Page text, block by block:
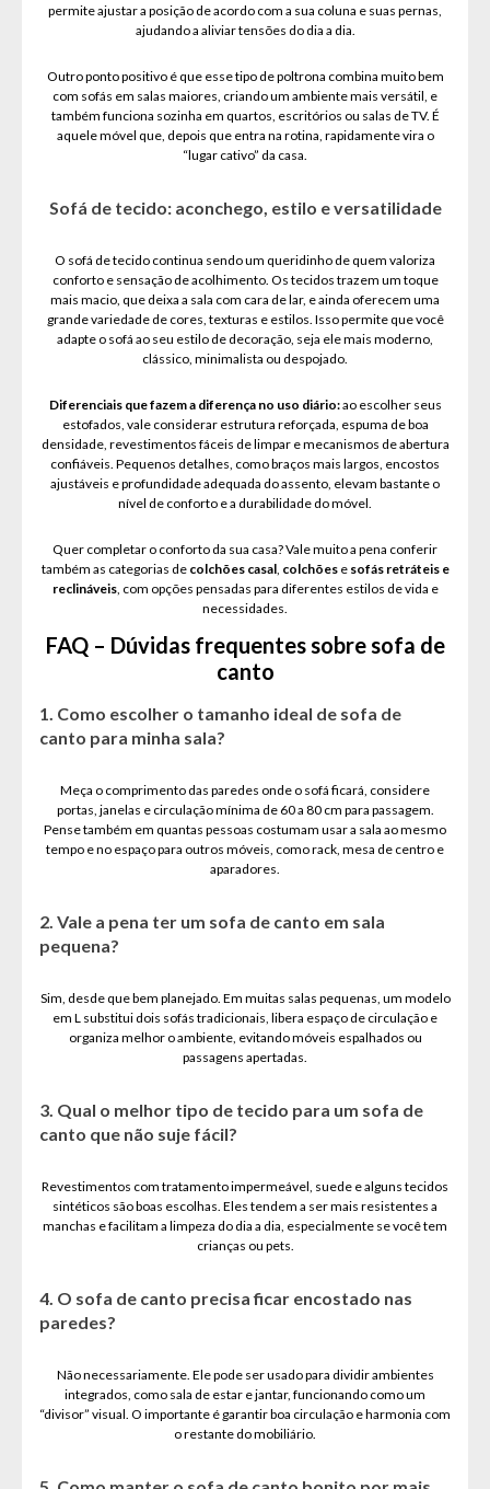
permite ajustar a posição de acordo com a sua coluna e suas pernas,
ajudando a aliviar tensões do dia a dia.
Outro ponto positivo é que esse tipo de poltrona combina muito bem
com sofás em salas maiores, criando um ambiente mais versátil, e
também funciona sozinha em quartos, escritórios ou salas de TV. É
aquele móvel que, depois que entra na rotina, rapidamente vira o
“lugar cativo” da casa.
Sofá de tecido: aconchego, estilo e versatilidade
O sofá de tecido continua sendo um queridinho de quem valoriza
conforto e sensação de acolhimento. Os tecidos trazem um toque
mais macio, que deixa a sala com cara de lar, e ainda oferecem uma
grande variedade de cores, texturas e estilos. Isso permite que você
adapte o sofá ao seu estilo de decoração, seja ele mais moderno,
clássico, minimalista ou despojado.
Diferenciais que fazem a diferença no uso diário:ao escolher seus
estofados, vale considerar estrutura reforçada, espuma de boa
densidade, revestimentos fáceis de limpar e mecanismos de abertura
confiáveis. Pequenos detalhes, como braços mais largos, encostos
ajustáveis e profundidade adequada do assento, elevam bastante o
nível de conforto e a durabilidade do móvel.
Quer completar o conforto da sua casa? Vale muito a pena conferir
também as categorias de colchões casal, colchõese sofás retráteis e
reclináveis, com opções pensadas para diferentes estilos de vida e
necessidades.
FAQ – Dúvidas frequentes sobre sofa de
canto
1. Como escolher o tamanho ideal de sofa de
canto para minha sala?
Meça o comprimento das paredes onde o sofá ficará, considere
portas, janelas e circulação mínima de 60 a 80 cm para passagem.
Pense também em quantas pessoas costumam usar a sala ao mesmo
tempo e no espaço para outros móveis, como rack, mesa de centro e
aparadores.
2. Vale a pena ter um sofa de canto em sala
pequena?
Sim, desde que bem planejado. Em muitas salas pequenas, um modelo
em L substitui dois sofás tradicionais, libera espaço de circulação e
organiza melhor o ambiente, evitando móveis espalhados ou
passagens apertadas.
3. Qual o melhor tipo de tecido para um sofa de
canto que não suje fácil?
Revestimentos com tratamento impermeável, suede e alguns tecidos
sintéticos são boas escolhas. Eles tendem a ser mais resistentes a
manchas e facilitam a limpeza do dia a dia, especialmente se você tem
crianças ou pets.
4. O sofa de canto precisa ficar encostado nas
paredes?
Não necessariamente. Ele pode ser usado para dividir ambientes
integrados, como sala de estar e jantar, funcionando como um
“divisor” visual. O importante é garantir boa circulação e harmonia com
o restante do mobiliário.